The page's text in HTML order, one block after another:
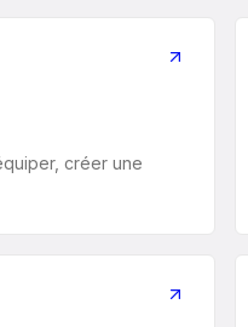
créer une